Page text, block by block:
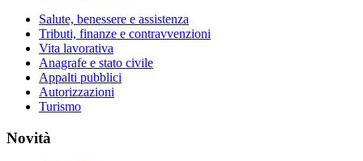
Salute, benessere e assistenza
Tributi, finanze e contravvenzioni
Vita lavorativa
Anagrafe e stato civile
Appalti pubblici
Autorizzazioni
Turismo
Novità